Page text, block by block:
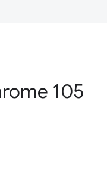
105